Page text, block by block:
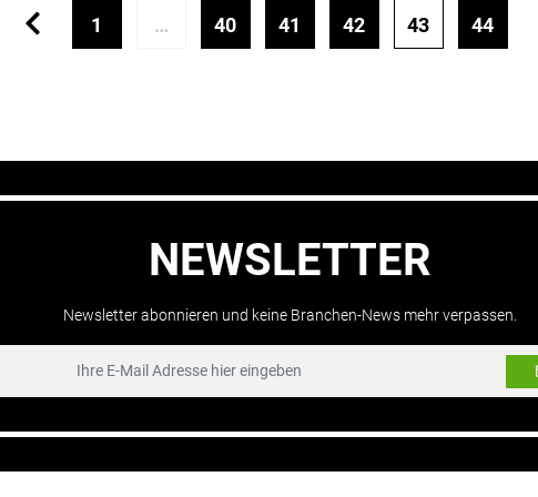
1 … 40 41 42 43 44
NEWSLETTER
Newsletter abonnieren und keine Branchen-News mehr verpassen.